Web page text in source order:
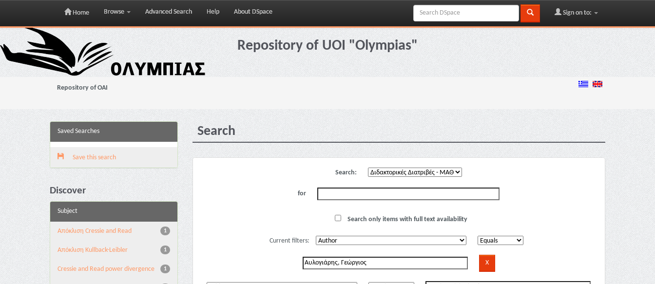
Skip
navigation
Home Browse Advanced Search Help About DSpace Sign on to:
Repository of UOI "Olympias"
Repository of OAI
Saved Searches
Save this search
Discover
Subject
1
Aπόκλιση Cressie and Read
1
Aπόκλιση Kullback-Leibler
1
Cressie and Read power divergence
Search
Search:
for
Search only items with full text availability
Current filters: